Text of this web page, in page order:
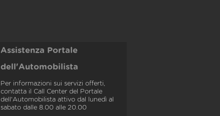
Assistenza Portale
dell'Automobilista
Per informazioni sui servizi offerti,
contatta il Call Center del Portale
dell'Automobilista attivo dal lunedì al
sabato dalle 8.00 alle 20.00